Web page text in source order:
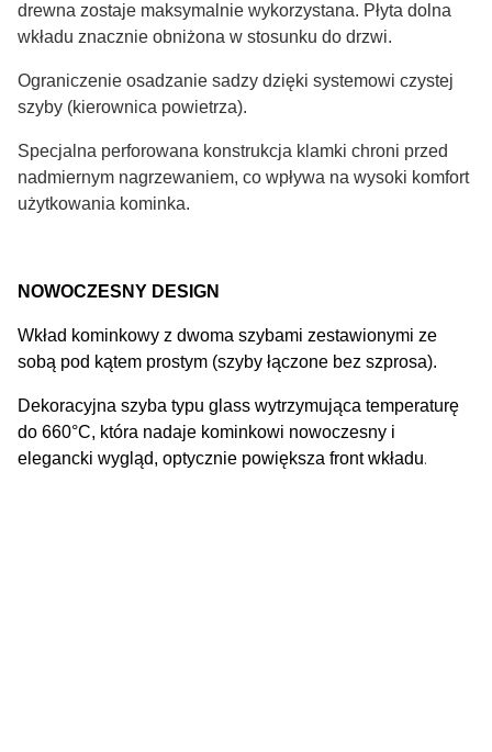
drewna zostaje maksymalnie wykorzystana. Płyta dolna
wkładu znacznie obniżona w stosunku do drzwi.
Ograniczenie osadzanie sadzy dzięki systemowi czystej
szyby (kierownica powietrza).
Specjalna perforowana konstrukcja klamki chroni przed
nadmiernym nagrzewaniem, co wpływa na wysoki komfort
użytkowania kominka.
NOWOCZESNY DESIGN
Wkład kominkowy z dwoma szybami zestawionymi ze
sobą pod kątem prostym (szyby łączone bez szprosa).
Dekoracyjna szyba typu glass wytrzymująca temperaturę
do 660°C, która nadaje kominkowi nowoczesny i
elegancki wygląd, optycznie powiększa front wkładu.